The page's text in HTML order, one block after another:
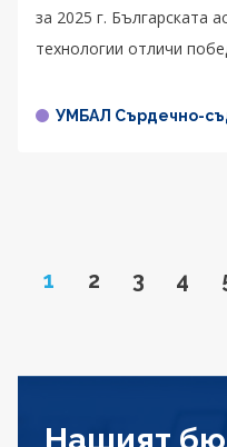
за 2025 г. Българската
технологии отличи
УМБАЛ Сърдечно-
Page
1 Go to page
2 Go to
3 Go
4
Нашият